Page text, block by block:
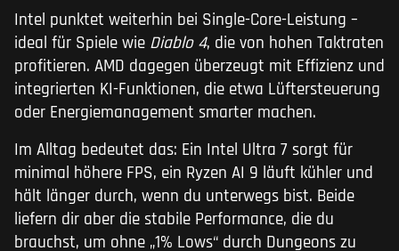
Intel punktet weiterhin bei Single-Core-Leistung –
ideal für Spiele wie Diablo 4, die von hohen Taktraten
profitieren. AMD dagegen überzeugt mit Effizienz und
integrierten KI-Funktionen, die etwa Lüftersteuerung
oder Energiemanagement smarter machen.
Im Alltag bedeutet das: Ein Intel Ultra 7 sorgt für
minimal höhere FPS, ein Ryzen AI 9 läuft kühler und
hält länger durch, wenn du unterwegs bist. Beide
liefern dir aber die stabile Performance, die du
brauchst, um ohne „1% Lows“ durch Dungeons zu